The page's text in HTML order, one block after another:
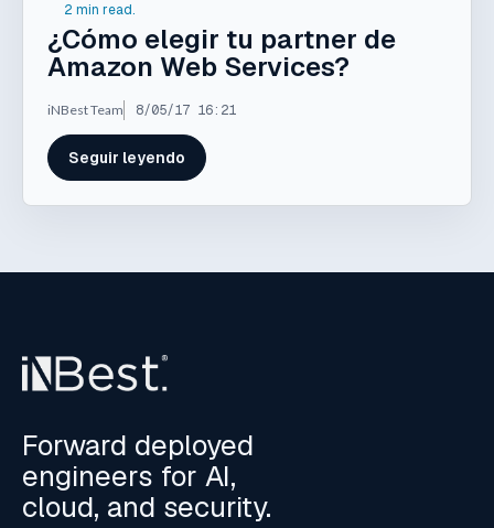
2 min read.
¿Cómo elegir tu partner de
Amazon Web Services?
iNBest Team 8/05/17 16:21
Seguir leyendo
Forward deployed
engineers for AI,
cloud, and security.